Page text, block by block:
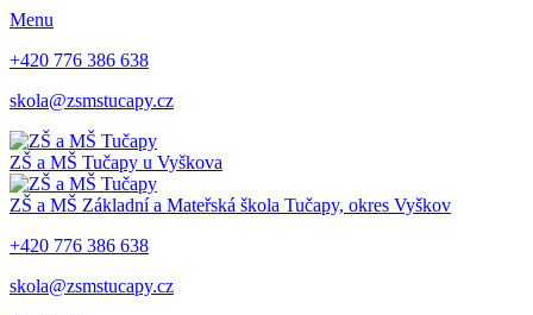
Menu
+420 776 386 638
skola@zsmstucapy.cz
ZŠ a MŠ Tučapy u Vyškova
ZŠ a MŠ Základní a Mateřská škola Tučapy, okres Vyškov
+420 776 386 638
skola@zsmstucapy.cz